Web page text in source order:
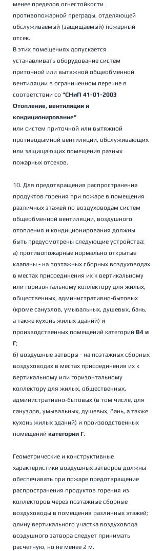
менее пределов огнестойкости
противопожарной преграды, отделяющей
обслуживаемый (защищаемый) пожарный
отсек.
В этих помещениях допускается
устанавливать оборудование систем
приточной или вытяжной общеобменной
вентиляции в ограниченном перечне в
соответствии со "СНиП 41-01-2003
Отопление, вентиляция и
кондиционирование"
или систем приточной или вытяжной
противодымной вентиляции, обслуживающих
или защищающих помещения разных
пожарных отсеков.
10. Для предотвращения распространения
продуктов горения при пожаре в помещения
различных этажей по воздуховодам систем
общеобменной вентиляции, воздушного
отопления и кондиционирования должны
быть предусмотрены следующие устройства:
а) противопожарные нормально открытые
клапаны - на поэтажных сборных воздуховодах
в местах присоединения их к вертикальному
или горизонтальному коллектору для жилых,
общественных, административно-бытовых
(кроме санузлов, умывальных, душевых, бань,
а также кухонь жилых зданий) и
производственных помещений категорий В4 и
Г;
б) воздушные затворы - на поэтажных сборных
воздуховодах в местах присоединения их к
вертикальному или горизонтальному
коллектору для жилых, общественных,
административно-бытовых (в том числе, для
санузлов, умывальных, душевых, бань, а также
кухонь жилых зданий) и производственных
помещений категории Г.
Геометрические и конструктивные
характеристики воздушных затворов должны
обеспечивать при пожаре предотвращение
распространения продуктов горения из
коллекторов через поэтажные сборные
воздуховоды в помещения различных этажей;
длину вертикального участка воздуховода
воздушного затвора следует принимать
расчетную, но не менее 2 м.